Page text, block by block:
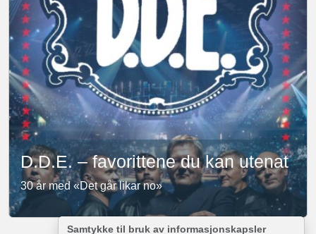
D.D.E. – favorittene du kan utenat
30 år med «Det går likar no»
Samtykke til bruk av informasjonskapsler